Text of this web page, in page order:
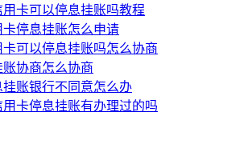
卡可以停息挂账吗教程
停息挂账怎么申请
可以停息挂账吗怎么协商
协商怎么协商
账银行不同意怎么办
卡停息挂账有办理过的吗